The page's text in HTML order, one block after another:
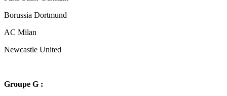
Borussia Dortmund
AC Milan
Newcastle United
Groupe G :